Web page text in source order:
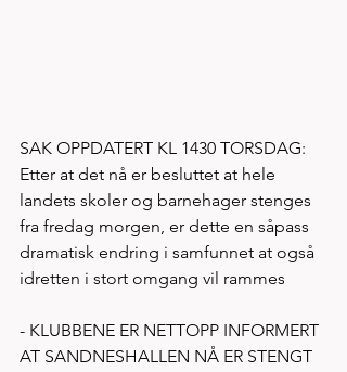
SAK OPPDATERT KL 1430 TORSDAG:
Etter at det nå er besluttet at hele
landets skoler og barnehager stenges
fra fredag morgen, er dette en såpass
dramatisk endring i samfunnet at også
idretten i stort omgang vil rammes
- KLUBBENE ER NETTOPP INFORMERT
AT SANDNESHALLEN NÅ ER STENGT